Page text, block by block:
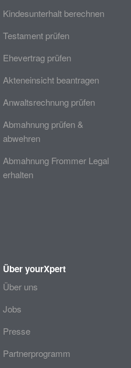
Kindesunterhalt berechnen
Testament prüfen
Ehevertrag prüfen
Akteneinsicht beantragen
Anwaltsrechnung prüfen
Abmahnung prüfen &
abwehren
Abmahnung Frommer Legal
erhalten
Über yourXpert
Über uns
Jobs
Presse
Partnerprogramm